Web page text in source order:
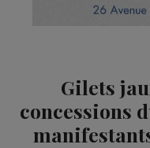
Gilets
concessions